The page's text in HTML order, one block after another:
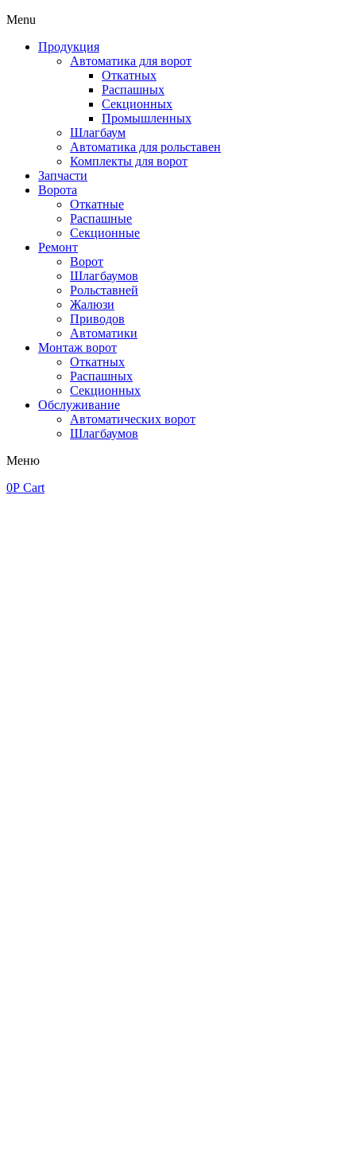
Menu
Продукция
Автоматика для ворот
Откатных
Распашных
Секционных
Промышленных
Шлагбаум
Автоматика для рольставен
Комплекты для ворот
Запчасти
Ворота
Откатные
Распашные
Секционные
Ремонт
Ворот
Шлагбаумов
Рольставней
Жалюзи
Приводов
Автоматики
Монтаж ворот
Откатных
Распашных
Секционных
Обслуживание
Автоматических ворот
Шлагбаумов
Меню
0Р Cart